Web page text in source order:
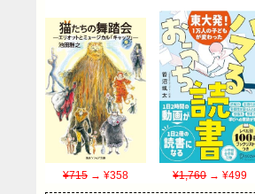
¥715 → ¥358 ¥1,760→ ¥499